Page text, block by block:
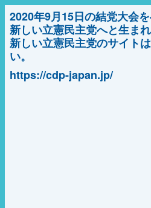
2020年9月15日の結党大会を
新しい立憲民主党へと生ま
新しい立憲民主党のサイト
い。
https://cdp-japan.jp/